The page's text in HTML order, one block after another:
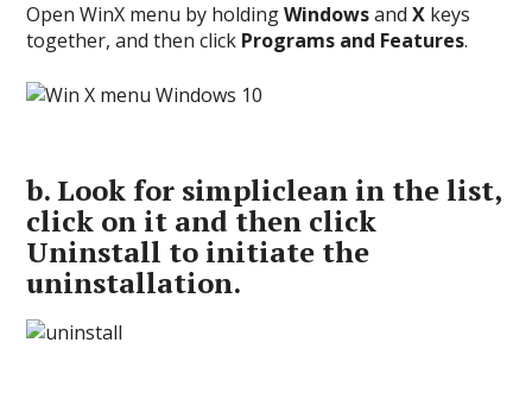
Open WinX menu by holdingWindowsandX keys
together, and then click Programs and Features.
b. Look for simpliclean in the list,
click on it and then click
Uninstall to initiate the
uninstallation.